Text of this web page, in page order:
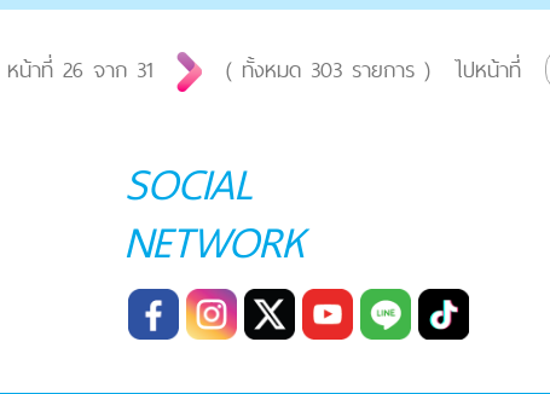
หน้าที่ 26 จาก 31 ( ทั้งหมด 303รายการ ) ไปหน้าที่
SOCIAL
NETWORK